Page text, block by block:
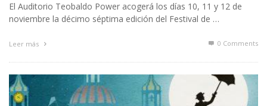
El Auditorio Teobaldo Power acogerá los días 10, 11 y 12 de
noviembre la décimo séptima edición del Festival de …
Leer más 0 Comments